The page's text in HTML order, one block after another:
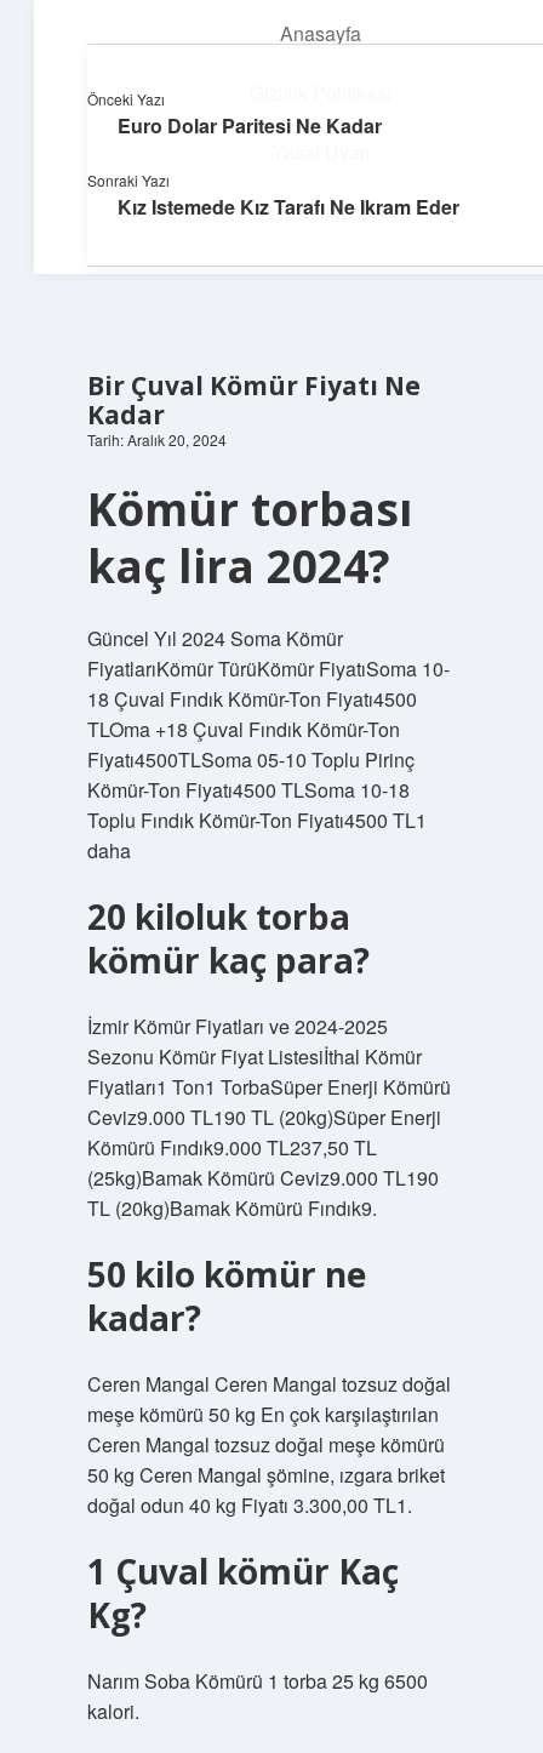
Anasayfa
Hakkımızda
Hayatına neşe katan kısa hikayeler!
Bir Çuval Kömür Fiyatı Ne
Kadar
Tarih: Aralık 20, 2024
Kömür torbası
kaç lira 2024?
Güncel Yıl 2024 Soma Kömür
FiyatlarıKömür TürüKömür FiyatıSoma 10-
18 Çuval Fındık Kömür-Ton Fiyatı4500
TLOma +18 Çuval Fındık Kömür-Ton
Fiyatı4500TLSoma 05-10 Toplu Pirinç
Kömür-Ton Fiyatı4500 TLSoma 10-18
Toplu Fındık Kömür-Ton Fiyatı4500 TL1
daha
20 kiloluk torba
kömür kaç para?
İzmir Kömür Fiyatları ve 2024-2025
Sezonu Kömür Fiyat Listesiİthal Kömür
Fiyatları1 Ton1 TorbaSüper Enerji Kömürü
Ceviz9.000 TL190 TL (20kg)Süper Enerji
Kömürü Fındık9.000 TL237,50 TL
(25kg)Bamak Kömürü Ceviz9.000 TL190
TL (20kg)Bamak Kömürü Fındık9.
50 kilo kömür ne
kadar?
Ceren Mangal Ceren Mangal tozsuz doğal
meşe kömürü 50 kg En çok karşılaştırılan
Ceren Mangal tozsuz doğal meşe kömürü
50 kg Ceren Mangal şömine, ızgara briket
doğal odun 40 kg Fiyatı 3.300,00 TL1.
1 Çuval kömür Kaç
Kg?
Narım Soba Kömürü 1 torba 25 kg 6500
kalori.
Önceki Yazı
Euro Dolar Paritesi Ne Kadar
Sonraki Yazı
Kız Istemede Kız Tarafı Ne Ikram Eder